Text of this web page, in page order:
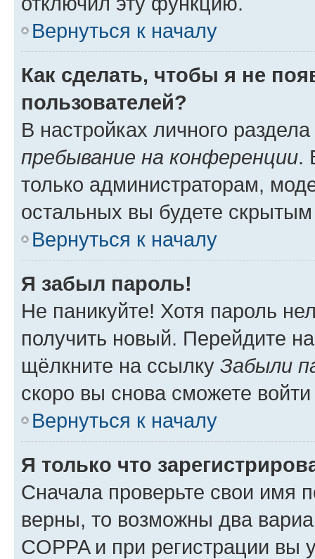
Вернуться к началу
Как сделать, чтобы я не
пользователей?
В настройках личного
пребывание на конференции.
только администраторам,
остальных вы будете
Вернуться к началу
Я забыл пароль!
Не паникуйте! Хотя пароль
получить новый. Перейдите
щёлкните на ссылку Забыли
скоро вы снова сможете
Вернуться к началу
Я только что
Сначала проверьте свои имя
верны, то возможны два
COPPA и при регистрации вы